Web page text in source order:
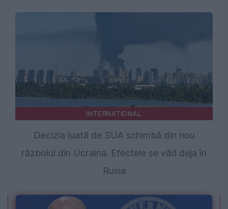
INTERNATIONAL
Decizia luată de SUA schimbă din nou
războiul din Ucraina. Efectele se văd deja în
Rusia